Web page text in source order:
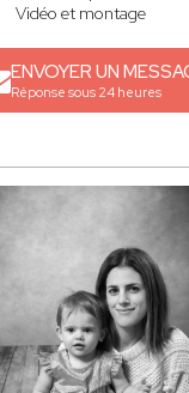
Vidéo et montage
ENVOYER UN
Réponse sous 24 heures